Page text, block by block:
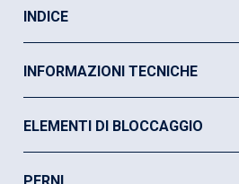
Pressione massima di 20 bar
Precisione di ripetibilità
Precisione di sistema
INDICE
INFORMAZIONI TECNICHE
ELEMENTI DI BLOCCAGGIO